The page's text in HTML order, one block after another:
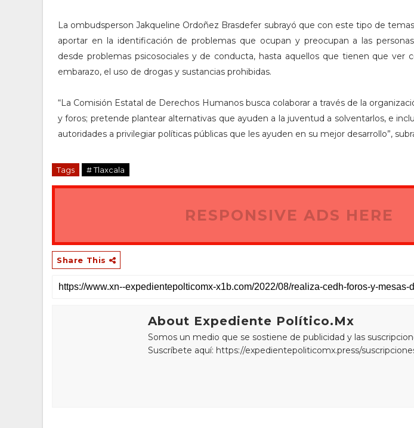
La ombudsperson Jakqueline Ordoñez Brasdefer subrayó que con este tipo de
aportar en la identificación de problemas que ocupan y preocupan a las
desde problemas psicosociales y de conducta, hasta aquellos que tienen que ver
embarazo, el uso de drogas y sustancias prohibidas.
“La Comisión Estatal de Derechos Humanos busca colaborar a través de la
y foros; pretende plantear alternativas que ayuden a la juventud a solventarlos, e
autoridades a privilegiar políticas públicas que les ayuden en su mejor desarrollo”,
Tags # Tlaxcala
RESPONSIVE ADS HERE
Share This
About Expediente Político.Mx
Somos un medio que se sostiene de publicidad y las
Suscríbete aquí: https://expedientepoliticomx.press/